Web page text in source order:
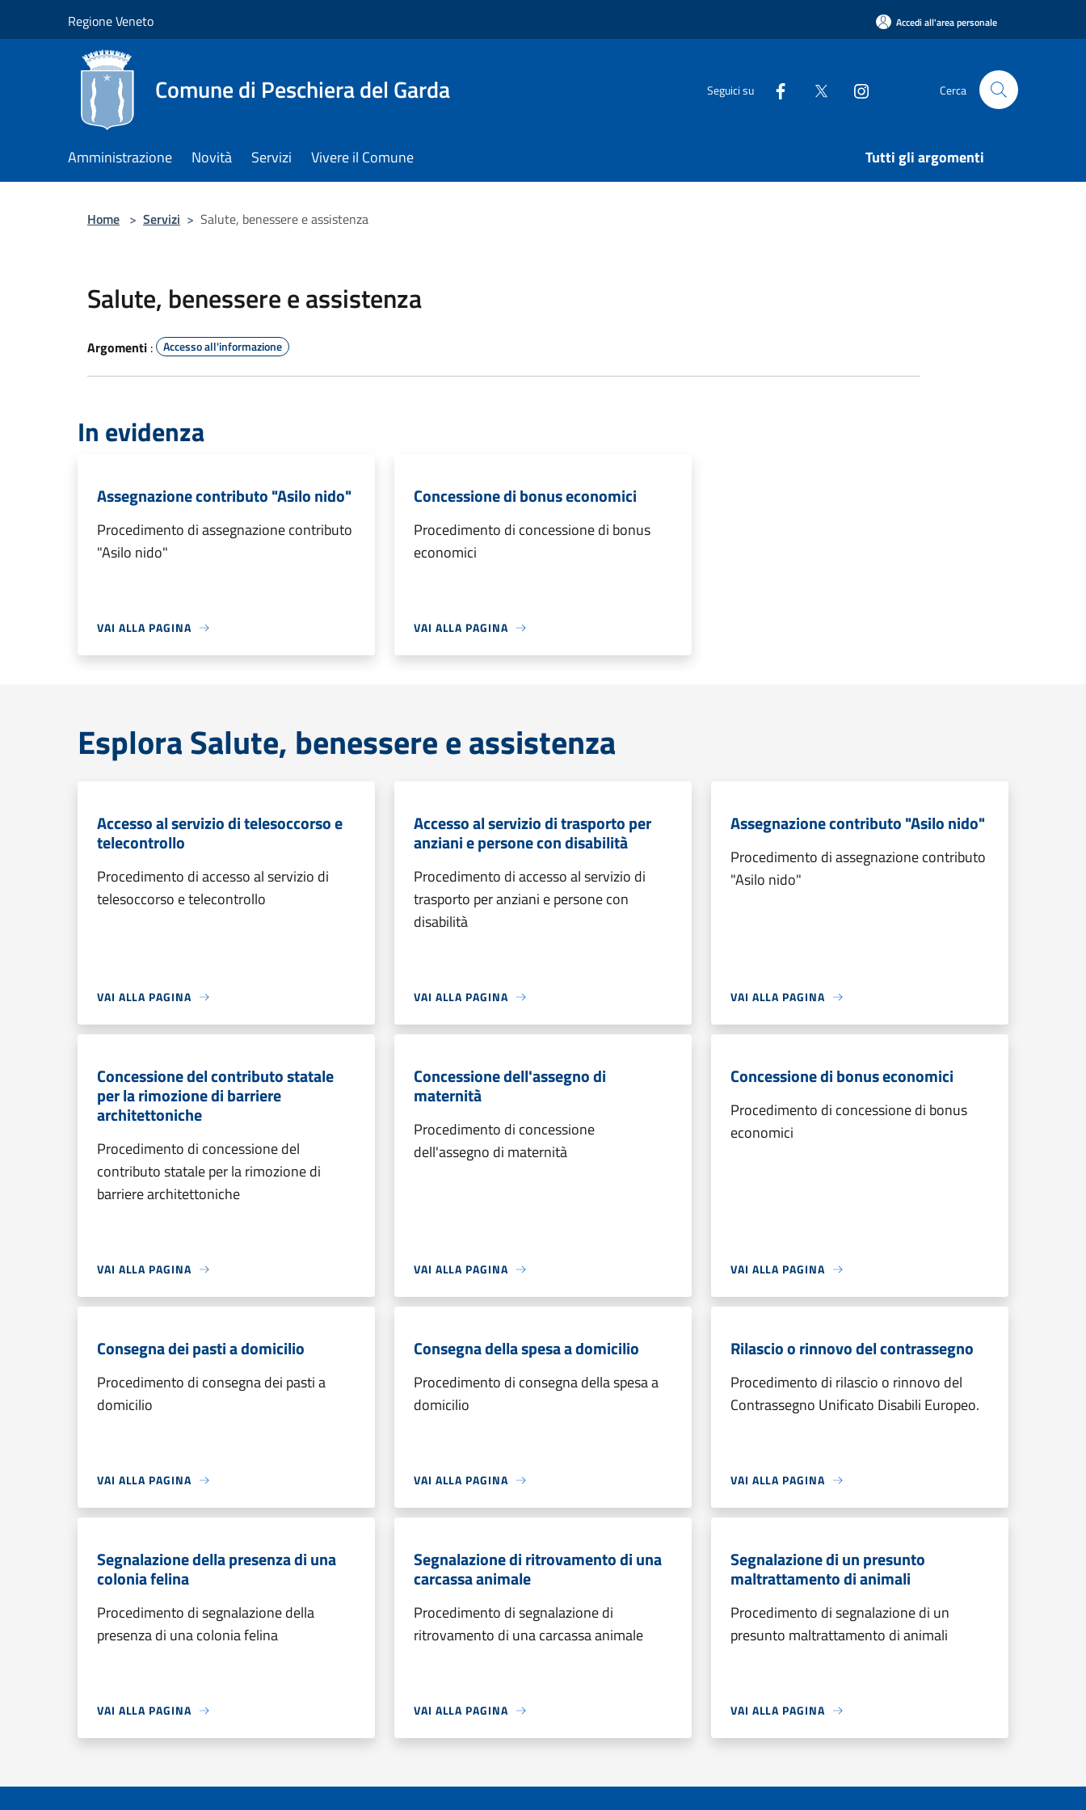
Regione Veneto Accedi all'area personale
Comune di Peschiera del Garda Seguici su Cerca
Amministrazione Novità Servizi Vivere il Comune Tutti gli argomenti
Home > Servizi > Salute, benessere e assistenza
Salute, benessere e assistenza
Argomenti : Accesso all'informazione
In evidenza
Assegnazione contributo "Asilo nido"
Procedimento di assegnazione contributo
"Asilo nido"
VAI ALLA PAGINA
Concessione di bonus economici
Procedimento di concessione di bonus
economici
VAI ALLA PAGINA
Esplora Salute, benessere e assistenza
Accesso al servizio di telesoccorso e
telecontrollo
Procedimento di accesso al servizio di
telesoccorso e telecontrollo
VAI ALLA PAGINA
Accesso al servizio di trasporto per
anziani e persone con disabilità
Procedimento di accesso al servizio di
trasporto per anziani e persone con
disabilità
VAI ALLA PAGINA
Assegnazione contributo "Asilo nido"
Procedimento di assegnazione contributo
"Asilo nido"
VAI ALLA PAGINA
Concessione del contributo statale
per la rimozione di barriere
architettoniche
Procedimento di concessione del
contributo statale per la rimozione di
barriere architettoniche
VAI ALLA PAGINA
Concessione dell'assegno di
maternità
Procedimento di concessione
dell'assegno di maternità
VAI ALLA PAGINA
Concessione di bonus economici
Procedimento di concessione di bonus
economici
VAI ALLA PAGINA
Consegna dei pasti a domicilio
Procedimento di consegna dei pasti a
domicilio
VAI ALLA PAGINA
Consegna della spesa a domicilio
Procedimento di consegna della spesa a
domicilio
VAI ALLA PAGINA
Rilascio o rinnovo del contrassegno
Procedimento di rilascio o rinnovo del
Contrassegno Unificato Disabili Europeo.
VAI ALLA PAGINA
Segnalazione della presenza di una
colonia felina
Procedimento di segnalazione della
presenza di una colonia felina
VAI ALLA PAGINA
Segnalazione di ritrovamento di una
carcassa animale
Procedimento di segnalazione di
ritrovamento di una carcassa animale
VAI ALLA PAGINA
Segnalazione di un presunto
maltrattamento di animali
Procedimento di segnalazione di un
presunto maltrattamento di animali
VAI ALLA PAGINA